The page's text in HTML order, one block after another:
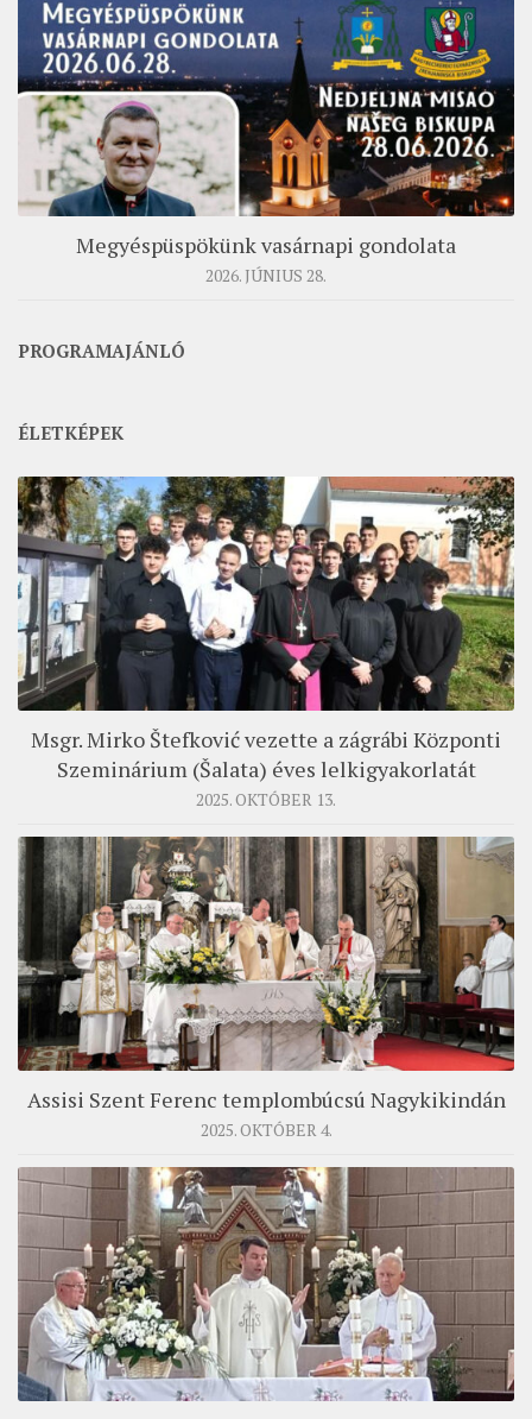
Megyéspüspökünk vasárnapi gondolata
2026. JÚNIUS 28.
PROGRAMAJÁNLÓ
ÉLETKÉPEK
Msgr. Mirko Štefković vezette a zágrábi Központi
Szeminárium (Šalata) éves lelkigyakorlatát
2025. OKTÓBER 13.
Assisi Szent Ferenc templombúcsú Nagykikindán
2025. OKTÓBER 4.